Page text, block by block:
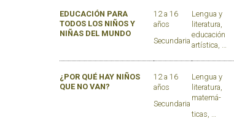
EDUCACIÓN PARA
TODOS LOS NIÑOS Y
NIÑAS DEL MUNDO
12 a 16
años
Secundaria
Lengua y
literatura,
educación
artística, …
¿POR QUÉ HAY NIÑOS
QUE NO VAN?
12 a 16
años
Secundaria
Lengua y
literatura,
matemá-
ticas, …